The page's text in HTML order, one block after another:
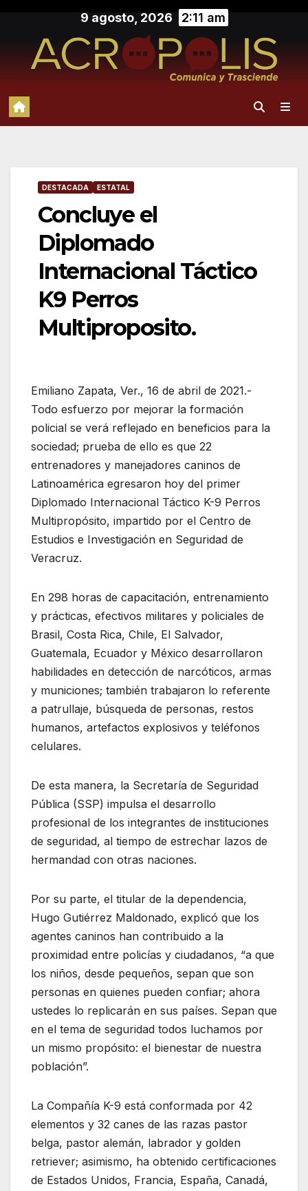
contenido
9 agosto, 2026 2:11 am
DESTACADA ESTATAL
Concluye el
Diplomado
Internacional Táctico
K9 Perros
Multiproposito.
Emiliano Zapata, Ver., 16 de abril de 2021.-
Todo esfuerzo por mejorar la formación
policial se verá reflejado en beneficios para la
sociedad; prueba de ello es que 22
entrenadores y manejadores caninos de
Latinoamérica egresaron hoy del primer
Diplomado Internacional Táctico K-9 Perros
Multipropósito, impartido por el Centro de
Estudios e Investigación en Seguridad de
Veracruz.
En 298 horas de capacitación, entrenamiento
y prácticas, efectivos militares y policiales de
Brasil, Costa Rica, Chile, El Salvador,
Guatemala, Ecuador y México desarrollaron
habilidades en detección de narcóticos, armas
y municiones; también trabajaron lo referente
a patrullaje, búsqueda de personas, restos
humanos, artefactos explosivos y teléfonos
celulares.
De esta manera, la Secretaría de Seguridad
Pública (SSP) impulsa el desarrollo
profesional de los integrantes de instituciones
de seguridad, al tiempo de estrechar lazos de
hermandad con otras naciones.
Por su parte, el titular de la dependencia,
Hugo Gutiérrez Maldonado, explicó que los
agentes caninos han contribuido a la
proximidad entre policías y ciudadanos, “a que
los niños, desde pequeños, sepan que son
personas en quienes pueden confiar; ahora
ustedes lo replicarán en sus países. Sepan que
en el tema de seguridad todos luchamos por
un mismo propósito: el bienestar de nuestra
población”.
La Compañía K-9 está conformada por 42
elementos y 32 canes de las razas pastor
belga, pastor alemán, labrador y golden
retriever; asimismo, ha obtenido certificaciones
de Estados Unidos, Francia, España, Canadá,